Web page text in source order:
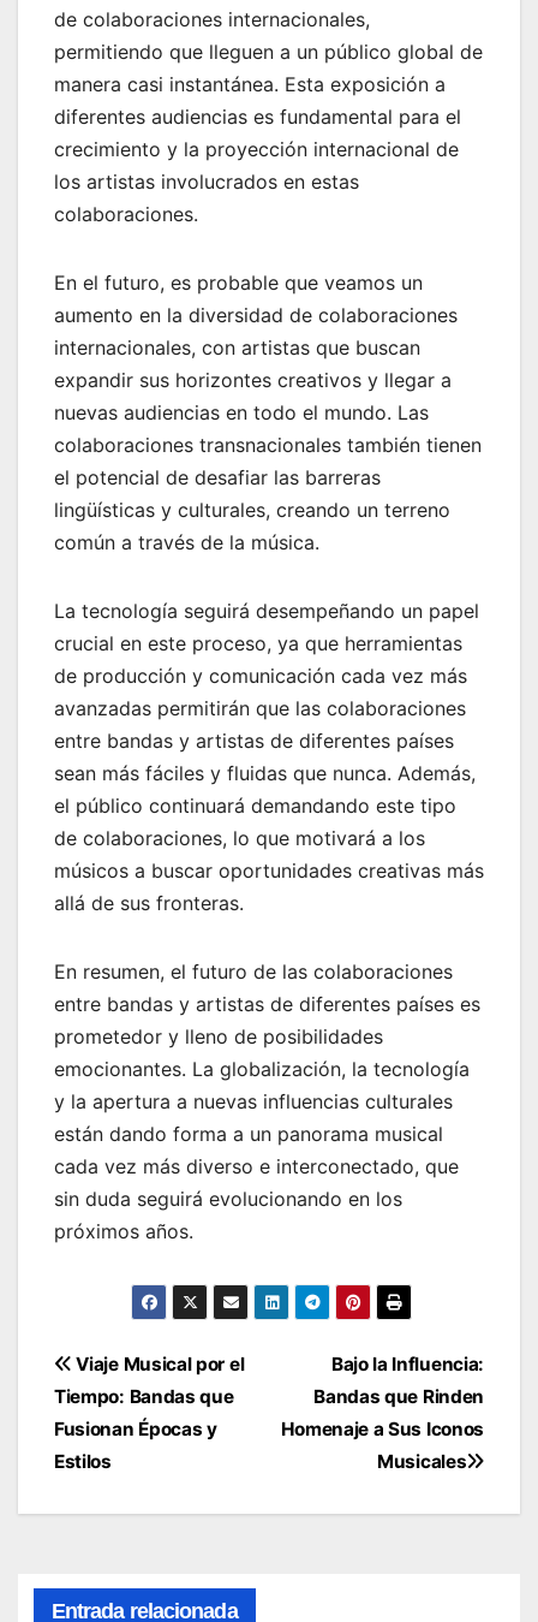
de colaboraciones internacionales,
permitiendo que lleguen a un público global de
manera casi instantánea. Esta exposición a
diferentes audiencias es fundamental para el
crecimiento y la proyección internacional de
los artistas involucrados en estas
colaboraciones.
En el futuro, es probable que veamos un
aumento en la diversidad de colaboraciones
internacionales, con artistas que buscan
expandir sus horizontes creativos y llegar a
nuevas audiencias en todo el mundo. Las
colaboraciones transnacionales también tienen
el potencial de desafiar las barreras
lingüísticas y culturales, creando un terreno
común a través de la música.
La tecnología seguirá desempeñando un papel
crucial en este proceso, ya que herramientas
de producción y comunicación cada vez más
avanzadas permitirán que las colaboraciones
entre bandas y artistas de diferentes países
sean más fáciles y fluidas que nunca. Además,
el público continuará demandando este tipo
de colaboraciones, lo que motivará a los
músicos a buscar oportunidades creativas más
allá de sus fronteras.
En resumen, el futuro de las colaboraciones
entre bandas y artistas de diferentes países es
prometedor y lleno de posibilidades
emocionantes. La globalización, la tecnología
y la apertura a nuevas influencias culturales
están dando forma a un panorama musical
cada vez más diverso e interconectado, que
sin duda seguirá evolucionando en los
próximos años.
Navegación
de
entradas
Bajo la Influencia:
Bandas que Rinden
Homenaje a Sus Iconos
Musicales
Viaje Musical por el
Tiempo: Bandas que
Fusionan Épocas y
Estilos
Entrada relacionada